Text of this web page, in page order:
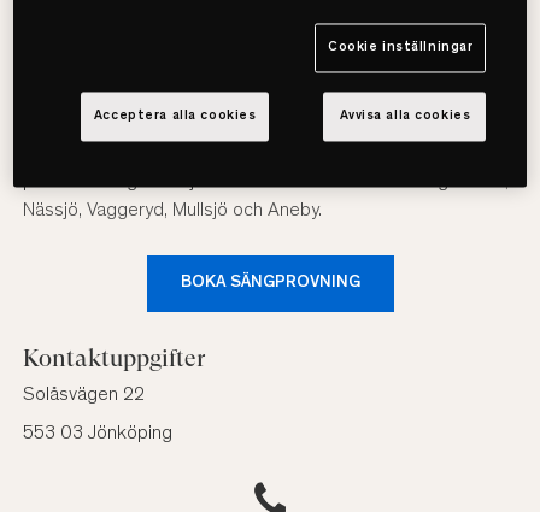
Med vår kunskap och kompetens hittar vi lätt just den säng
som passar dig bäst! Hos SOVA hittar du även täcken,
Välkommen till Sängvaruhuset SOVA Jönköping! Här möter du
Nässjö, Vaggeryd, Mullsjö och Aneby.
BOKA SÄNGPROVNING
Kontaktuppgifter
Solåsvägen 22
553 03 Jönköping
Cookie inställningar
Avvisa alla cookies
Acceptera alla cookies